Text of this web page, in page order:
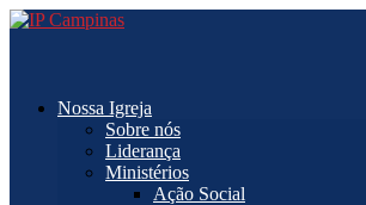
Nossa Igreja
Sobre nós
Liderança
Ministérios
Ação Social